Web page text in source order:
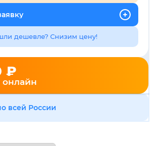
дешевле? Снизим цену!
₽
онлайн
всей России